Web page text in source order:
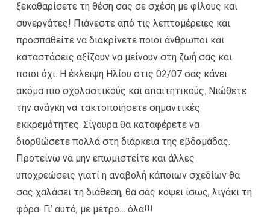
ξεκαθαρίσετε τη θέση σας σε σχέση με φίλους και
συνεργάτες! Πιάνεστε από τις λεπτομέρειες και
προσπαθείτε να διακρίνετε ποιοι άνθρωποι και
καταστάσεις αξίζουν να μείνουν στη ζωή σας και
ποιοι όχι. Η έκλειψη Ηλίου στις 02/07 σας κάνει
ακόμα πιο σχολαστικούς και απαιτητικούς. Νιώθετε
την ανάγκη να τακτοποιήσετε σημαντικές
εκκρεμότητες. Σίγουρα θα καταφέρετε να
διορθώσετε πολλά στη διάρκεια της εβδομάδας.
Προτείνω να μην επωμιστείτε και άλλες
υποχρεώσεις γιατί η αναβολή κάποιων σχεδίων θα
σας χαλάσει τη διάθεση, θα σας κόψει ίσως, λιγάκι τη
φόρα. Γι’ αυτό, με μέτρο… όλα!!!